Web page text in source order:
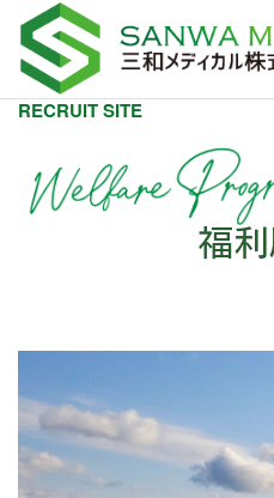
RECRUIT SITE
福